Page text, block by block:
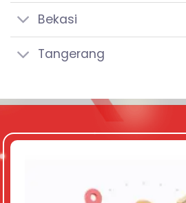
Bekasi
Tangerang